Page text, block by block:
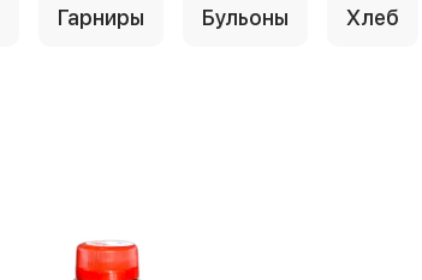
Гарниры Бульоны Хлеб